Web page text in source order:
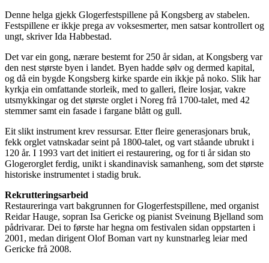
Denne helga gjekk Glogerfestspillene på Kongsberg av stabelen.
Festspillene er ikkje prega av voksesmerter, men satsar kontrollert og
ungt, skriver Ida Habbestad.
Det var ein gong, nærare bestemt for 250 år sidan, at Kongsberg var
den nest største byen i landet. Byen hadde sølv og dermed kapital,
og då ein bygde Kongsberg kirke sparde ein ikkje på noko. Slik har
kyrkja ein omfattande storleik, med to galleri, fleire losjar, vakre
utsmykkingar og det største orglet i Noreg frå 1700-talet, med 42
stemmer samt ein fasade i fargane blått og gull.
Eit slikt instrument krev ressursar. Etter fleire generasjonars bruk,
fekk orglet vatnskadar seint på 1800-talet, og vart ståande ubrukt i
120 år. I 1993 vart det initiert ei restaurering, og for ti år sidan sto
Glogerorglet ferdig, unikt i skandinavisk samanheng, som det største
historiske instrumentet i stadig bruk.
Rekrutteringsarbeid
Restaureringa vart bakgrunnen for Glogerfestspillene, med organist
Reidar Hauge, sopran Isa Gericke og pianist Sveinung Bjelland som
pådrivarar. Dei to første har hegna om festivalen sidan oppstarten i
2001, medan dirigent Olof Boman vart ny kunstnarleg leiar med
Gericke frå 2008.